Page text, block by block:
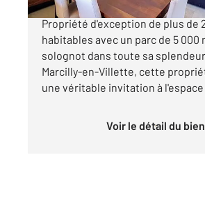
EXCLUSIVITÉ À MARCILLY-EN-
Propriété d'exception de plus de
habitables avec un parc de 5 000
solognot dans toute sa
Marcilly-en-Villette, cette
une véritable invitation à l'espace
Voir le détail du bien